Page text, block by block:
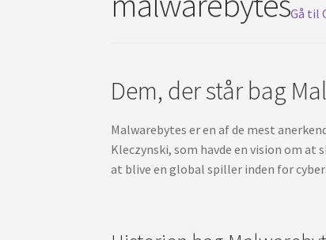
Gå til
Dem, der står bag
Malwarebytes er en af de mest
Kleczynski, som havde en vision om
at blive en global spiller inden for